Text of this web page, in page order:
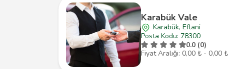
Karabük Vale
Karabük, Eflani
Posta Kodu: 78300
0.0 (0)
Fiyat Aralığı: 0,00 ₺ - 0,00 ₺